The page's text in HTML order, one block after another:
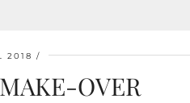
2018
OVER